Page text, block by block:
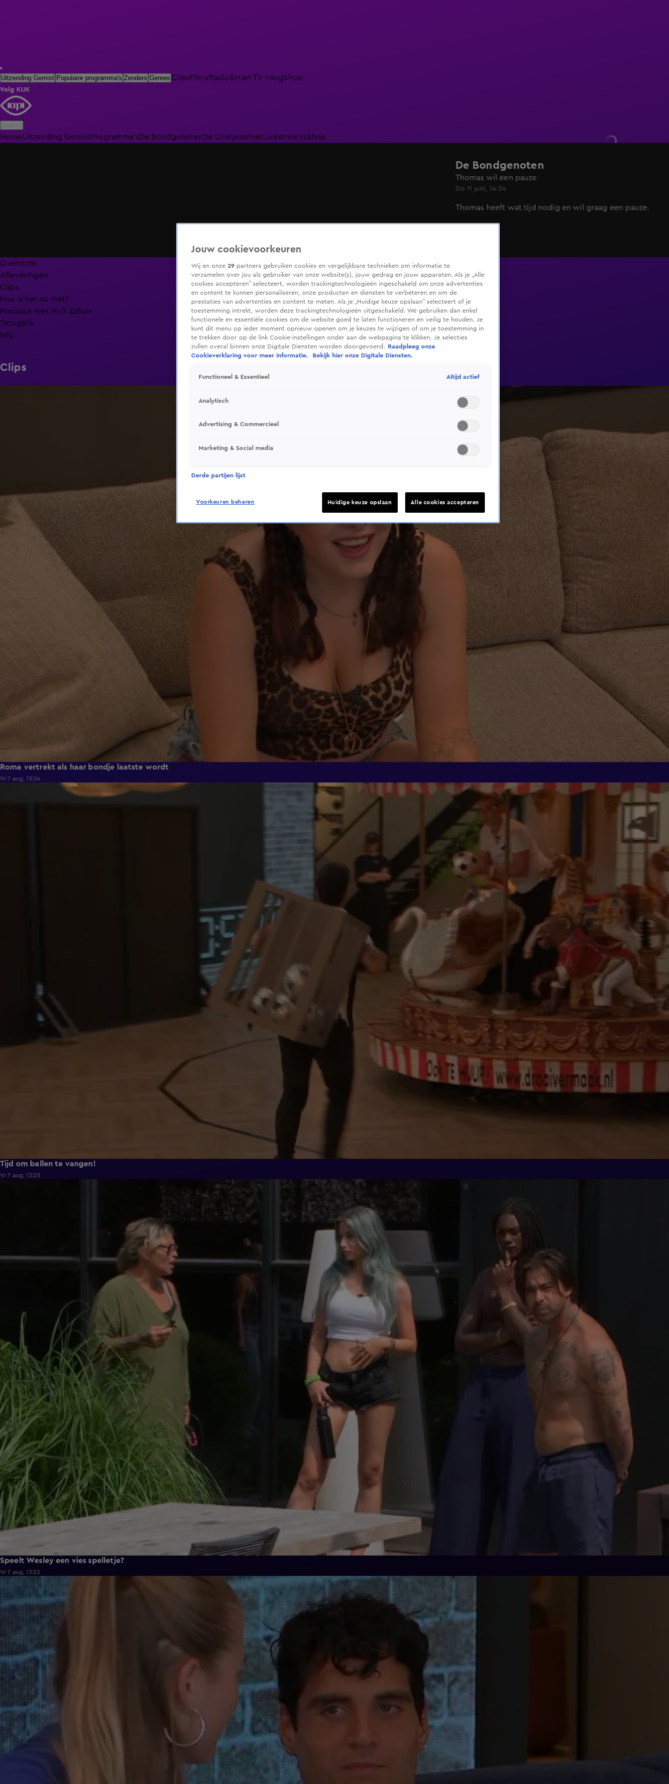
Uitzending Gemist Populaire programma's Zenders Genres ClipsFilmsRadioSmart TV inlogShop
Volg KIJK
HomeUitzending GemistProgramma'sDe BondgenotenDe Oranjezomer LivestreamsShop
De Bondgenoten
Thomas wil een pauze
Do 11 juni, 14:34
Thomas heeft wat tijd nodig en wil graag een pauze.
Overzicht
Afleveringen
Clips
Hoe is het nu met?
Macdate met Nick Eshuis
Terugblik
Info
Clips
Roma vertrekt als haar bondje laatste wordt
Vr 7 aug, 13:24
Tijd om ballen te vangen!
Vr 7 aug, 13:23
Speelt Wesley een vies spelletje?
Vr 7 aug, 13:22
Jouw cookievoorkeuren
Wij en onze 29 partners gebruiken cookies en vergelijkbare technieken om informatie te
verzamelen over jou als gebruiker van onze website(s), jouw gedrag en jouw apparaten. Als je „Alle
cookies accepteren” selecteert, worden trackingtechnologieën ingeschakeld om onze advertenties
en content te kunnen personaliseren, onze producten en diensten te verbeteren en om de
prestaties van advertenties en content te meten. Als je „Huidige keuze opslaan” selecteert of je
toestemming intrekt, worden deze trackingtechnologieën uitgeschakeld. We gebruiken dan enkel
functionele en essentiële cookies om de website goed te laten functioneren en veilig te houden. Je
kunt dit menu op ieder moment opnieuw openen om je keuzes te wijzigen of om je toestemming in
te trekken door op de link Cookie-instellingen onder aan de webpagina te klikken. Je selecties
zullen overal binnen onze Digitale Diensten worden doorgevoerd.
Raadpleeg onze
Cookieverklaring voor meer informatie.
Bekijk hier onze Digitale Diensten.
Functioneel & Essentieel Altijd actief
Analytisch
Advertising & Commercieel
Marketing & Social media
Derde partijen lijst
Voorkeuren beheren Huidige keuze opslaan Alle cookies accepteren